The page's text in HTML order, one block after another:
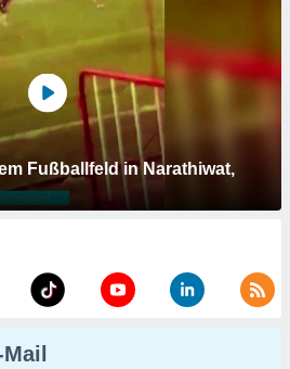
Fußballfeld in Narathiwat,